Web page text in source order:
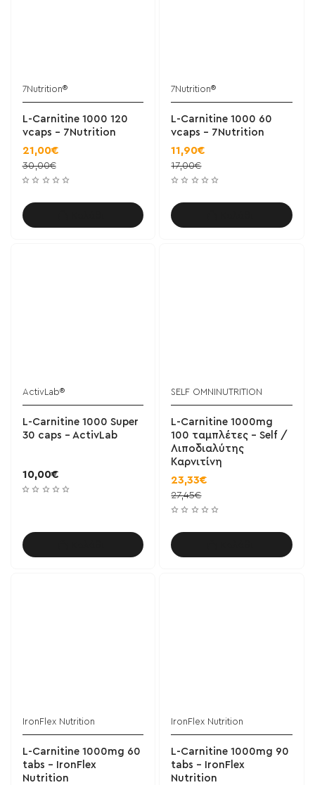
7Nutrition®
L-Carnitine 1000 120
vcaps - 7Nutrition
21,00€
30,00€
7Nutrition®
L-Carnitine 1000 60
vcaps - 7Nutrition
11,90€
17,00€
ActivLab®
L-Carnitine 1000 Super
30 caps - ActivLab
10,00€
SELF OMNINUTRITION
L-Carnitine 1000mg
100 ταμπλέτες - Self /
Λιποδιαλύτης
Καρνιτίνη
23,33€
27,45€
IronFlex Nutrition
L-Carnitine 1000mg 60
tabs - IronFlex
Nutrition
IronFlex Nutrition
L-Carnitine 1000mg 90
tabs - IronFlex
Nutrition